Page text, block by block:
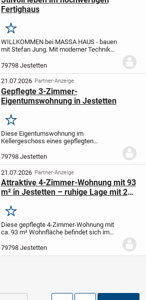
Fertighaus
Merken
WILLKOMMEN bei MASSA HAUS - bauen
mit Stefan Jung. Mit moderner Technik
Traum vom Haus wahr werden. Mit dem
Marktführer MASSA HAUS starten wir
gemeinsam in Ihr...
79798 Jestetten
21.07.2026 Partner-Anzeige
Gepflegte 3-Zimmer-
Eigentumswohnung in Jestetten
Merken
Diese Eigentumswohnung im
Kellergeschoss eines gepflegten
1964 besticht durch eine durchdachte
Raumaufteilung und ein angenehmes
Wohnambiente. Die rund 65 m²...
79798 Jestetten
21.07.2026 Partner-Anzeige
Attraktive 4-Zimmer-Wohnung mit 93
m² in Jestetten – ruhige Lage mit 2
Merken
Diese gepflegte 4-Zimmer-Wohnung mit
ca. 93 m² Wohnfläche befindet sich im
ideales Zuhause für Familien, Paare oder
Kapitalanleger. Die Wohnung überzeugt
79798 Jestetten